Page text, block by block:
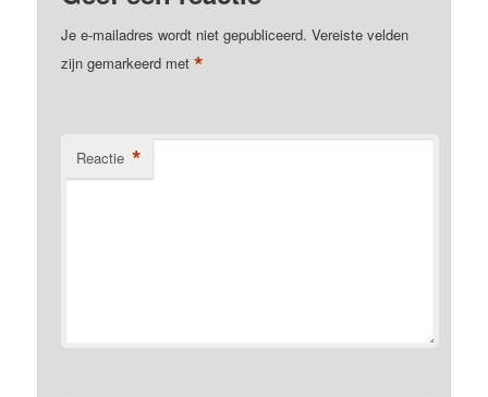
Je e-mailadres wordt niet gepubliceerd. Vereiste velden
zijn gemarkeerd met*
Reactie *